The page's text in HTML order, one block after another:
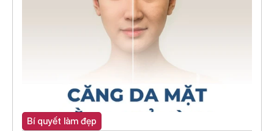
Bí quyết làm đẹp